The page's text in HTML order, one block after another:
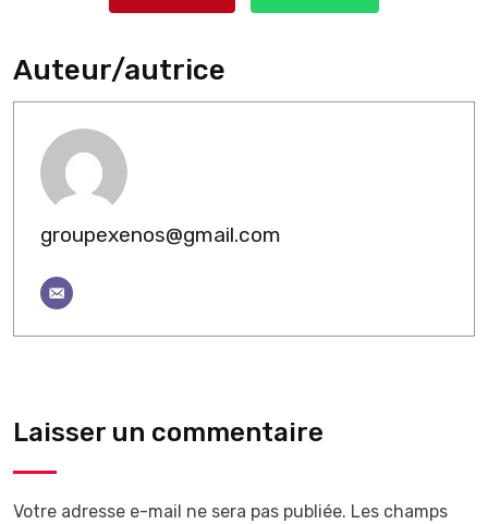
Auteur/autrice
groupexenos@gmail.com
Laisser un commentaire
Votre adresse e-mail ne sera pas publiée. Les champs